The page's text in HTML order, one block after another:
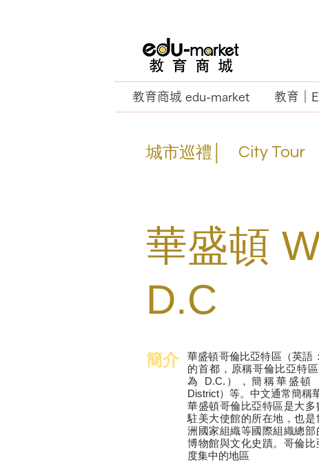
教育商城 edu-market 教育｜
城市巡禮│ City Tour
華盛頓
D.C
​簡介 華盛頓哥倫比亞特區（英語
的首都 ，原稱哥倫比亞特
為 D.C.），簡稱華盛頓
District）等。中文通常簡稱
華盛頓哥倫比亞特區是大多
駐美大使館的所在地，也是
洲國家組織等國際組織總部
博物館與文化史蹟。哥倫
度集中的地區